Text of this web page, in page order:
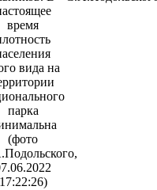
время
вида на
парка
(фото
17:22:26)